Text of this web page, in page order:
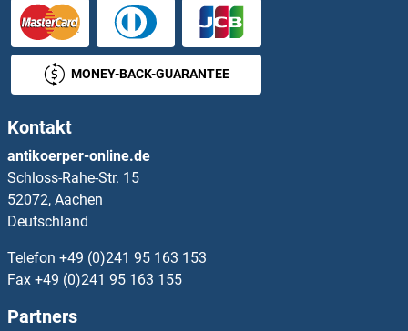
OR52E5 Antikörper
OR52E6 Antikörper
OR52H1 Antikörper
OR52I1 Antikörper
OR52I2 Antikörper
OR52J3 Antikörper
OR52K1 Antikörper
MONEY-BACK-GUARANTEE
Kontakt
antikoerper-online.de
Schloss-Rahe-Str. 15
52072, Aachen
Deutschland
Telefon +49 (0)241 95 163 153
Fax +49 (0)241 95 163 155
Partners